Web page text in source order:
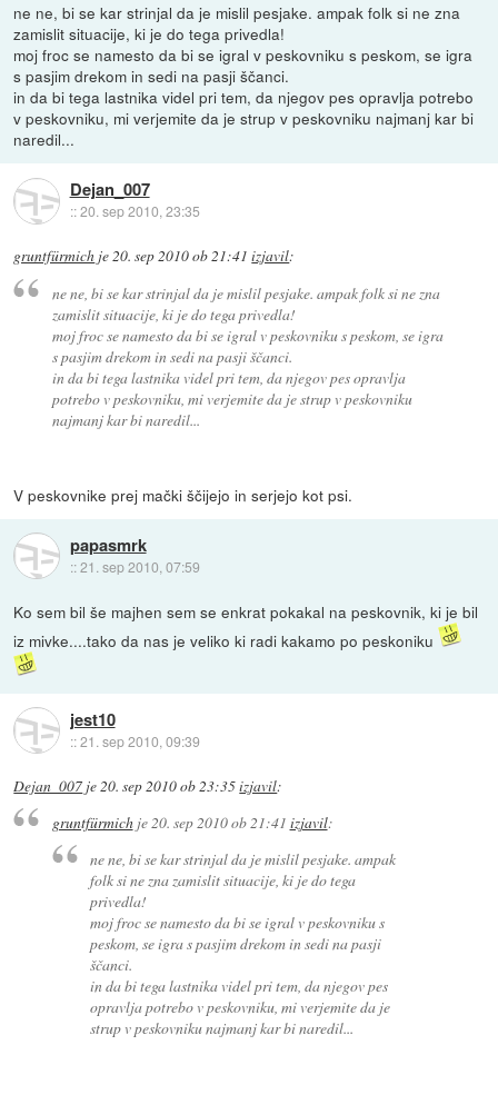
ne ne, bi se kar strinjal da je mislil pesjake. ampak folk si ne zna
zamislit situacije, ki je do tega privedla!
moj froc se namesto da bi se igral v peskovniku s peskom, se igra
s pasjim drekom in sedi na pasji ščanci.
in da bi tega lastnika videl pri tem, da njegov pes opravlja potrebo
v peskovniku, mi verjemite da je strup v peskovniku najmanj kar bi
naredil...
Dejan_007
::20. sep 2010, 23:35
gruntfürmich je20. sep 2010 ob 21:41 izjavil:
ne ne, bi se kar strinjal da je mislil pesjake. ampak folk si ne zna
zamislit situacije, ki je do tega privedla!
moj froc se namesto da bi se igral v peskovniku s peskom, se igra
s pasjim drekom in sedi na pasji ščanci.
in da bi tega lastnika videl pri tem, da njegov pes opravlja
potrebo v peskovniku, mi verjemite da je strup v peskovniku
najmanj kar bi naredil...
V peskovnike prej mački ščijejo in serjejo kot psi.
papasmrk
::21. sep 2010, 07:59
Ko sem bil še majhen sem se enkrat pokakal na peskovnik, ki je bil
iz mivke....tako da nas je veliko ki radi kakamo po peskoniku
jest10
::21. sep 2010, 09:39
Dejan_007 je20. sep 2010 ob 23:35izjavil:
gruntfürmichje20. sep 2010 ob 21:41 izjavil:
ne ne, bi se kar strinjal da je mislil pesjake. ampak
folk si ne zna zamislit situacije, ki je do tega
privedla!
moj froc se namesto da bi se igral v peskovniku s
peskom, se igra s pasjim drekom in sedi na pasji
ščanci.
in da bi tega lastnika videl pri tem, da njegov pes
opravlja potrebo v peskovniku, mi verjemite da je
strup v peskovniku najmanj kar bi naredil...